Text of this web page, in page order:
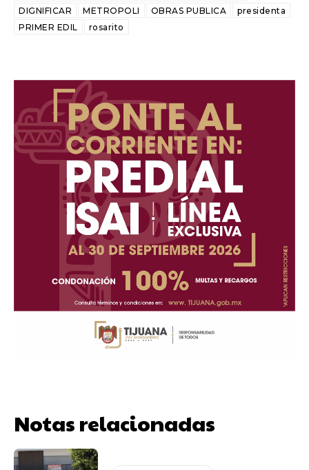
DIGNIFICAR
METROPOLI OBRAS PUBLICA
presidenta
PRIMER EDIL
rosarito
Notas relacionadas